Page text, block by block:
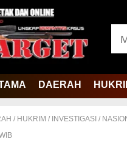
DAERAH
/ HUKRIM / INVESTIGASI /